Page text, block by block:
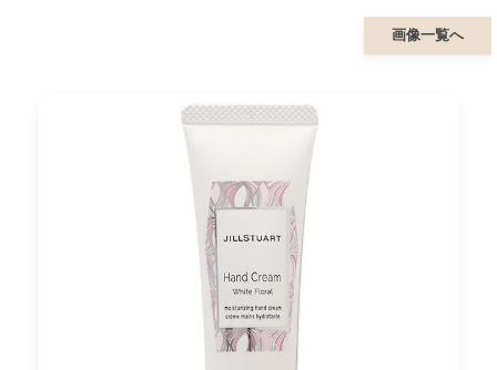
画像一覧へ